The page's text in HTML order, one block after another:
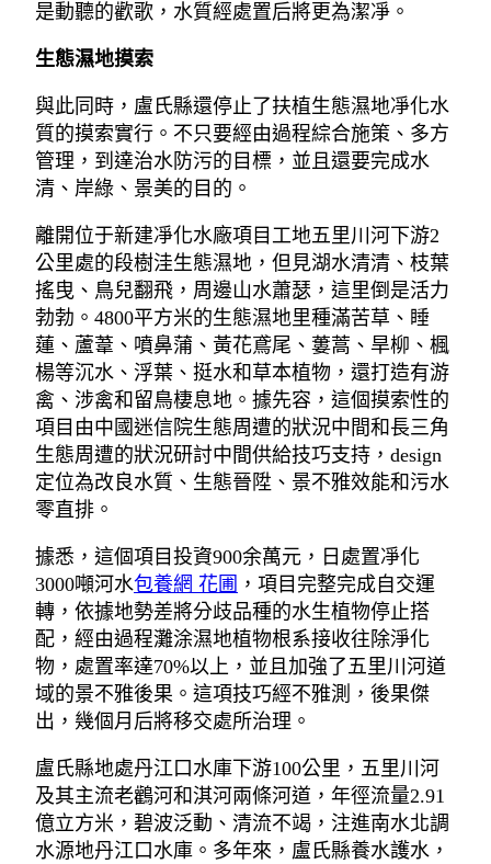
是動聽的歡歌，水質經處置后將更為潔凈。
生態濕地摸索
與此同時，盧氏縣還停止了扶植生態濕地凈化水
質的摸索實行。不只要經由過程綜合施策、多方
管理，到達治水防污的目標，並且還要完成水
清、岸綠、景美的目的。
離開位于新建凈化水廠項目工地五里川河下游2
公里處的段樹洼生態濕地，但見湖水清清、枝葉
搖曳、鳥兒翻飛，周邊山水蕭瑟，這里倒是活力
勃勃。4800平方米的生態濕地里種滿苦草、睡
蓮、蘆葦、噴鼻蒲、黃花鳶尾、蔞蒿、旱柳、楓
楊等沉水、浮葉、挺水和草本植物，還打造有游
禽、涉禽和留鳥棲息地。據先容，這個摸索性的
項目由中國迷信院生態周遭的狀況中間和長三角
生態周遭的狀況研討中間供給技巧支持，design
定位為改良水質、生態晉陞、景不雅效能和污水
零直排。
據悉，這個項目投資900余萬元，日處置凈化
3000噸河水包養網 花圃 ，項目完整完成自交運
轉，依據地勢差將分歧品種的水生植物停止搭
配，經由過程灘涂濕地植物根系接收往除淨化
物，處置率達70%以上，並且加強了五里川河道
域的景不雅後果。這項技巧經不雅測，後果傑
出，幾個月后將移交處所治理。
盧氏縣地處丹江口水庫下游100公里，五里川河
及其主流老鸛河和淇河兩條河道，年徑流量2.91
億立方米，碧波泛動、清流不竭，注進南水北調
水源地丹江口水庫。多年來，盧氏縣養水護水，